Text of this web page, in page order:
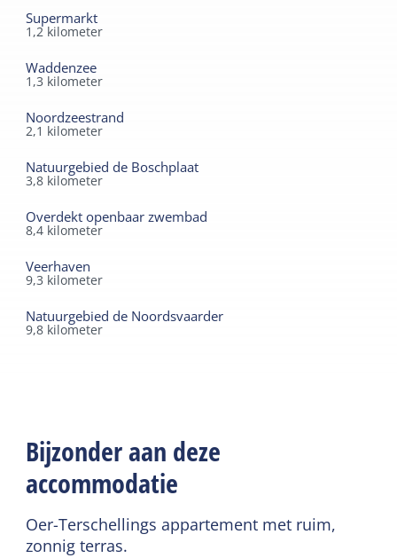
*Huisje Wit wordt niet meer verhuurd.
Supermarkt
1,2 kilometer
Waddenzee
1,3 kilometer
Noordzeestrand
2,1 kilometer
Natuurgebied de Boschplaat
3,8 kilometer
Overdekt openbaar zwembad
8,4 kilometer
Veerhaven
9,3 kilometer
Natuurgebied de Noordsvaarder
9,8 kilometer
Bijzonder aan deze
accommodatie
Oer-Terschellings appartement met ruim,
zonnig terras.